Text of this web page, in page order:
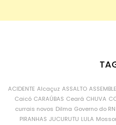
ACIDENTE Alcaçuz ASSALTO
Caicó CARAÚBAS Ceará CHUVA
currais novos Dilma Governo do RN
PIRANHAS JUCURUTU LULA